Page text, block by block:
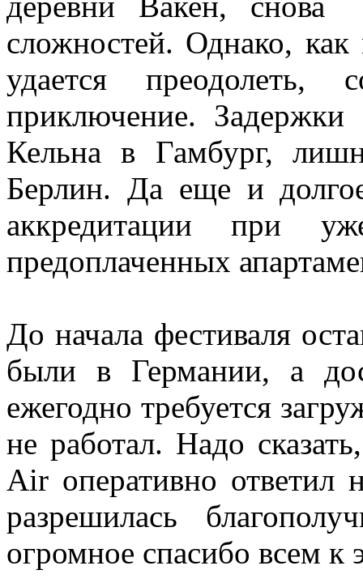
сложностей. Однако,
удается
приключение. Задержки
Кельна в Гамбург,
Берлин. Да еще и
аккредитации при
предоплаченных
До начала фестиваля
были в Германии, а
ежегодно требуется
не работал. Надо
Air оперативно ответил
разрешилась
огромное спасибо всем